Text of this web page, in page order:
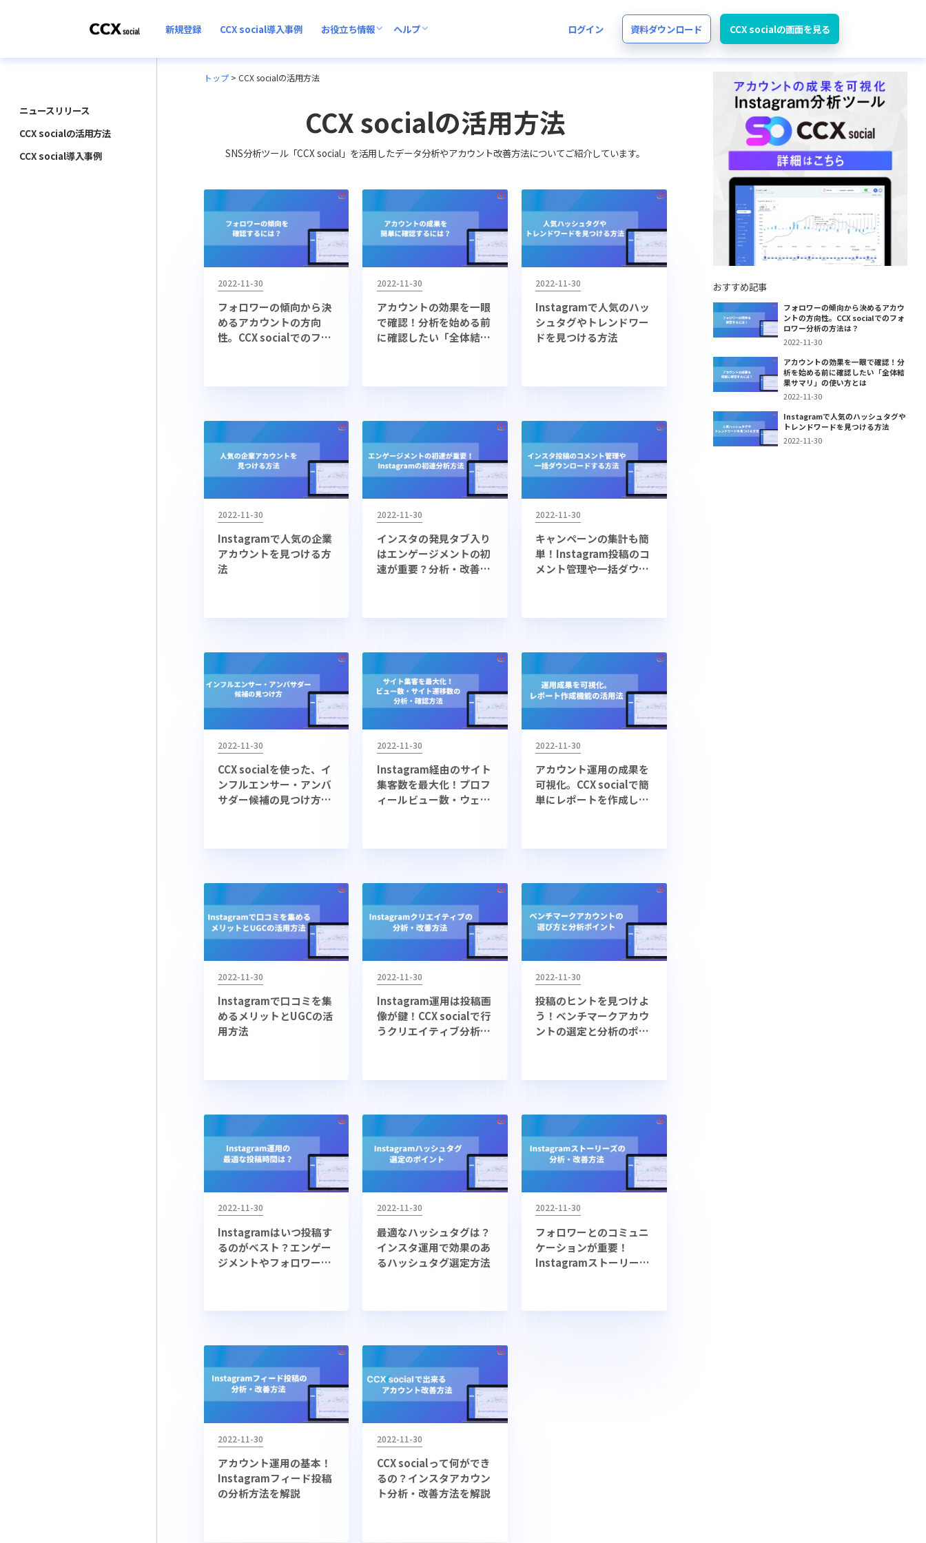
新規登録 CCX social導入事例 お役立ち情報 ヘルプ ログイン 資料ダウンロード CCX socialの画面を見る
ニュースリリース
CCX socialの活用方法
CCX social導入事例
トップ> CCX socialの活用方法
CCX socialの活用方法
SNS分析ツール「CCX social」を活用したデータ分析やアカウント改善方法についてご紹介しています。
2022-11-30
フォロワーの傾向から決
めるアカウントの方向
性。CCX socialでのフォ
2022-11-30
アカウントの効果を一眼
で確認！分析を始める前
に確認したい「全体結果
2022-11-30
Instagramで人気のハッ
シュタグやトレンドワー
ドを見つける方法
2022-11-30
Instagramで人気の企業
アカウントを見つける方
法
2022-11-30
インスタの発見タブ入り
はエンゲージメントの初
速が重要？分析・改善方
2022-11-30
キャンペーンの集計も簡
単！Instagram投稿のコ
メント管理や一括ダウン
2022-11-30
CCX socialを使った、イ
ンフルエンサー・アンバ
サダー候補の見つけ方
2022-11-30
Instagram経由のサイト
集客数を最大化！プロフ
ィールビュー数・ウェブ
2022-11-30
アカウント運用の成果を
可視化。CCX socialで簡
単にレポートを作成しよ
2022-11-30
Instagramで口コミを集
めるメリットとUGCの活
用方法
2022-11-30
Instagram運用は投稿画
像が鍵！CCX socialで行
うクリエイティブ分析・
2022-11-30
投稿のヒントを見つけよ
う！ベンチマークアカウ
ントの選定と分析のポイ
2022-11-30
Instagramはいつ投稿す
るのがベスト？エンゲー
ジメントやフォロワーが
2022-11-30
最適なハッシュタグは？
インスタ運用で効果のあ
るハッシュタグ選定方法
2022-11-30
フォロワーとのコミュニ
ケーションが重要！
Instagramストーリーズ
2022-11-30
アカウント運用の基本！
Instagramフィード投稿
の分析方法を解説
2022-11-30
CCX socialって何ができ
るの？インスタアカウン
ト分析・改善方法を解説
おすすめ記事
フォロワーの傾向から決めるアカウ
ントの方向性。CCX socialでのフォ
ロワー分析の方法は？
2022-11-30
アカウントの効果を一眼で確認！分
析を始める前に確認したい「全体結
果サマリ」の使い方とは
2022-11-30
Instagramで人気のハッシュタグや
トレンドワードを見つける方法
2022-11-30